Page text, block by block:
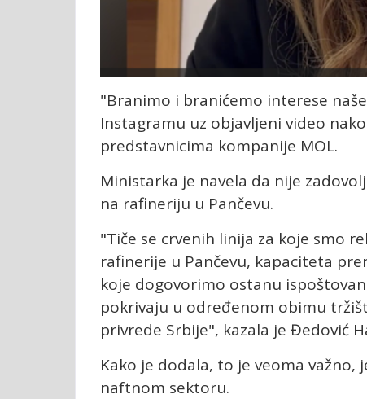
"Branimo i branićemo interese
Instagramu uz objavljeni video
predstavnicima kompanije MOL.
Ministarka je navela da nije
na rafineriju u Pančevu.
"Tiče se crvenih linija za koje smo
rafinerije u Pančevu, kapaciteta
koje dogovorimo ostanu
pokrivaju u određenom obimu
privrede Srbije", kazala je Đedović
Kako je dodala, to je veoma
naftnom sektoru.